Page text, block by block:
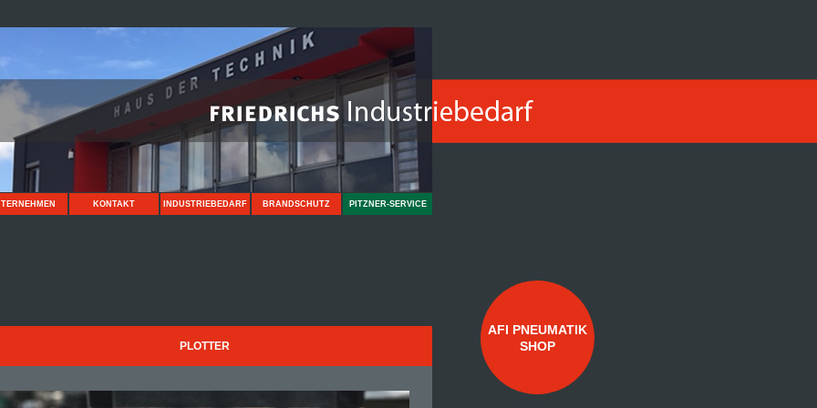
KONTAKT INDUSTRIEBEDARF BRANDSCHUTZ PITZNER-SERVICE
PLOTTER
AFI PNEUMATIK
SHOP